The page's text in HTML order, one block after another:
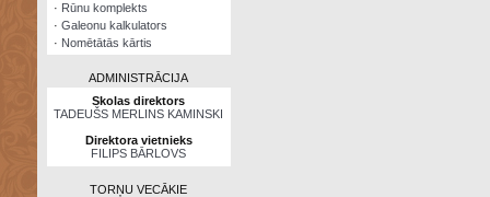
· Rūnu komplekts
· Galeonu kalkulators
· Nomētātās kārtis
ADMINISTRĀCIJA
Skolas direktors
TADEUŠS MERLINS KAMINSKI
Direktora vietnieks
FILIPS BĀRLOVS
TORŅU VECĀKIE